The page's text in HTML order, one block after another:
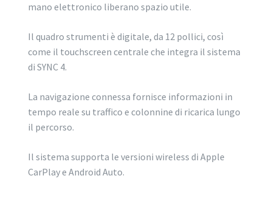
mano elettronico liberano spazio utile.
Il quadro strumenti è digitale, da 12 pollici, così
come il touchscreen centrale che integra il sistema
di SYNC 4.
La navigazione connessa fornisce informazioni in
tempo reale su traffico e colonnine di ricarica lungo
il percorso.
Il sistema supporta le versioni wireless di Apple
CarPlay e Android Auto.